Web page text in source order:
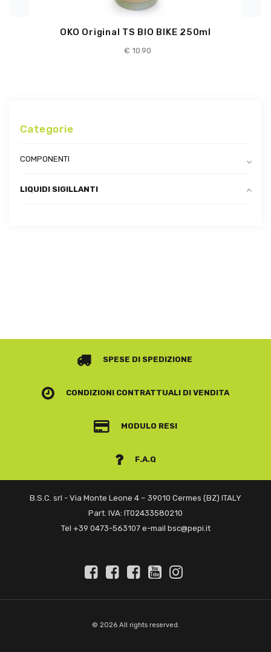
OKO Original TS BIO BIKE 250ml
€ 10.90
Categorie
COMPONENTI
LIQUIDI SIGILLANTI
SPESE DI SPEDIZIONE
CONDIZIONI CONTRATTUALIDI VENDITA
MODULO RESI
F.A.Q
B.S.C. srl - Via Monte Leone 4 – 39010 Cermes (BZ) ITALY
Part. IVA: IT02433580210
Tel +39 0473-563107 e-mail bsc@pepi.it
© 2026 All rights reserved.